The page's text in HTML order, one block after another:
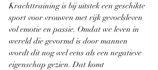
Krachttraining is bij uitstek een geschikte
sport voor vrouwen met rijk gevoelsleven
vol emotie en passie. Omdat we leven in
wereld die gevormd is door mannen
wordt dit nog wel eens als een negatieve
eigenschap gezien. Dat komt